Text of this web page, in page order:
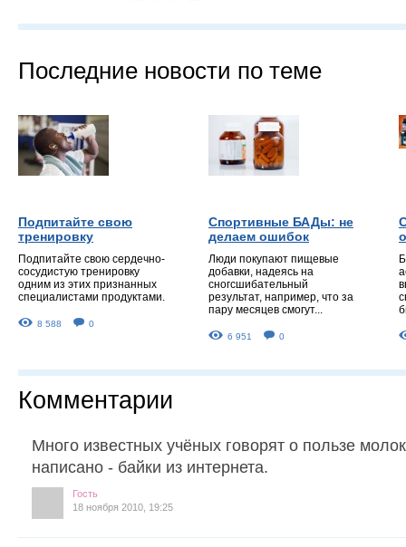
Последние новости по теме
Подпитайте свою
тренировку
Подпитайте свою сердечно-
сосудистую тренировку
одним из этих признанных
специалистами продуктами.
8 588 0
Спортивные БАДы: не
делаем ошибок
Люди покупают пищевые
добавки, надеясь на
сногсшибательный
результат, например, что за
пару месяцев смогут...
6 951 0
Комментарии
Много известных учёных говорят о пользе
написано - байки из интернета.
Гость
18 ноября 2010, 19:25